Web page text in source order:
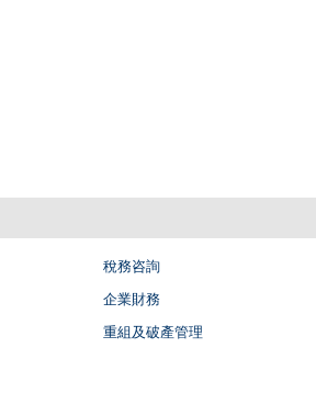
稅務咨詢
企業財務
重組及破產管理